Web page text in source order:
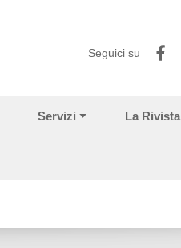
Seguici su
Servizi La Rivista